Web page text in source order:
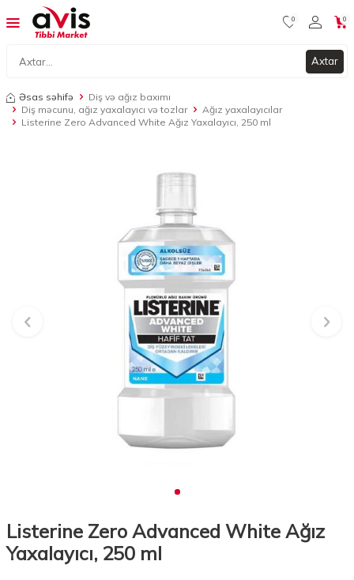
Axtar
0 0
Əsas səhifə
Diş və ağız baxımı
Diş məcunu, ağız yaxalayıcı və tozlar
Ağız yaxalayıcılar
Listerine Zero Advanced White Ağız Yaxalayıcı, 250 ml
Listerine Zero Advanced White Ağız
Yaxalayıcı, 250 ml